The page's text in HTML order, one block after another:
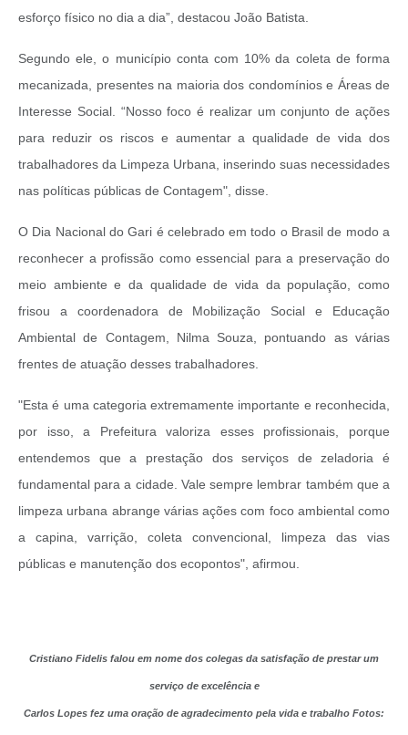
esforço físico no dia a dia”, destacou João Batista.
Segundo ele, o município conta com 10% da coleta de forma
mecanizada, presentes na maioria dos condomínios e Áreas de
Interesse Social. “Nosso foco é realizar um conjunto de ações
para reduzir os riscos e aumentar a qualidade de vida dos
trabalhadores da Limpeza Urbana, inserindo suas necessidades
nas políticas públicas de Contagem", disse.
O Dia Nacional do Gari é celebrado em todo o Brasil de modo a
reconhecer a profissão como essencial para a preservação do
meio ambiente e da qualidade de vida da população, como
frisou a coordenadora de Mobilização Social e Educação
Ambiental de Contagem, Nilma Souza, pontuando as várias
frentes de atuação desses trabalhadores.
"Esta é uma categoria extremamente importante e reconhecida,
por isso, a Prefeitura valoriza esses profissionais, porque
entendemos que a prestação dos serviços de zeladoria é
fundamental para a cidade. Vale sempre lembrar também que a
limpeza urbana abrange várias ações com foco ambiental como
a capina, varrição, coleta convencional, limpeza das vias
públicas e manutenção dos ecopontos", afirmou.
Cristiano Fidelis falou em nome dos colegas da satisfação de prestar um
serviço de excelência e
Carlos Lopes fez uma oração de agradecimento pela vida e trabalho Fotos: